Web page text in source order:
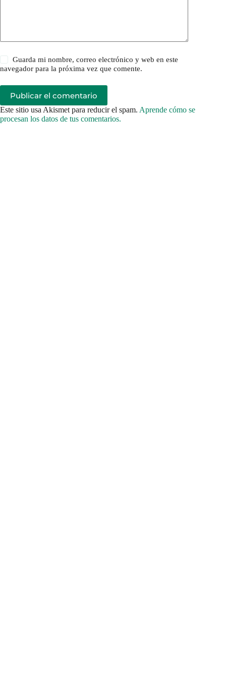
Guarda mi nombre, correo electrónico y web en este
navegador para la próxima vez que comente.
Publicar el comentario
Este sitio usa Akismet para reducir el spam. Aprende cómo se
procesan los datos de tus comentarios.